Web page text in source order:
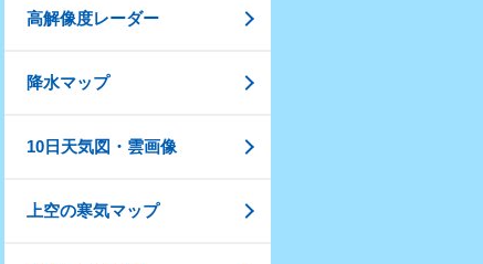
高解像度レーダー
降水マップ
10日天気図・雲画像
上空の寒気マップ